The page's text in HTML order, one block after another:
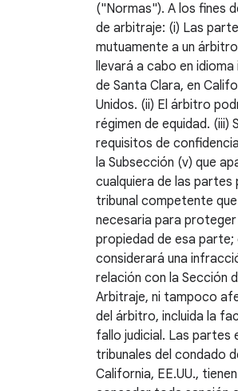
("Normas"). A los fines
de arbitraje: (i) Las
mutuamente a un
llevará a cabo en
de Santa Clara, en
Unidos. (ii) El árbitro
régimen de equidad. (iii)
requisitos de
la Subsección (v) que
cualquiera de las partes
tribunal competente
necesaria para
propiedad de esa
considerará una
relación con la Sección
Arbitraje, ni tampoco
del árbitro, incluida la
fallo judicial. Las partes
tribunales del condado
California, EE.UU.,